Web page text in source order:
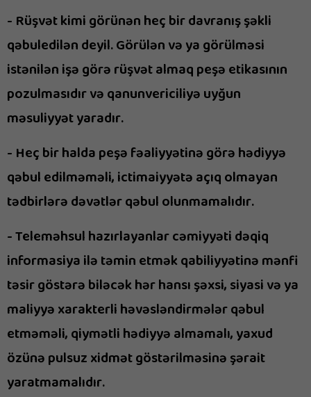
- Rüşvət kimi görünən heç bir davranış şəkli
qəbuledilən deyil. Görülən və ya görülməsi
istənilən işə görə rüşvət almaq peşə etikasının
pozulmasıdır və qanunvericiliyə uyğun
məsuliyyət yaradır.
- Heç bir halda peşə fəaliyyətinə görə hədiyyə
qəbul edilməməli, ictimaiyyətə açıq olmayan
tədbirlərə dəvətlər qəbul olunmamalıdır.
- Teleməhsul hazırlayanlar cəmiyyəti dəqiq
informasiya ilə təmin etmək qabiliyyətinə mənfi
təsir göstərə biləcək hər hansı şəxsi, siyasi və ya
maliyyə xarakterli həvəsləndirmələr qəbul
etməməli, qiymətli hədiyyə almamalı, yaxud
özünə pulsuz xidmət göstərilməsinə şərait
yaratmamalıdır.